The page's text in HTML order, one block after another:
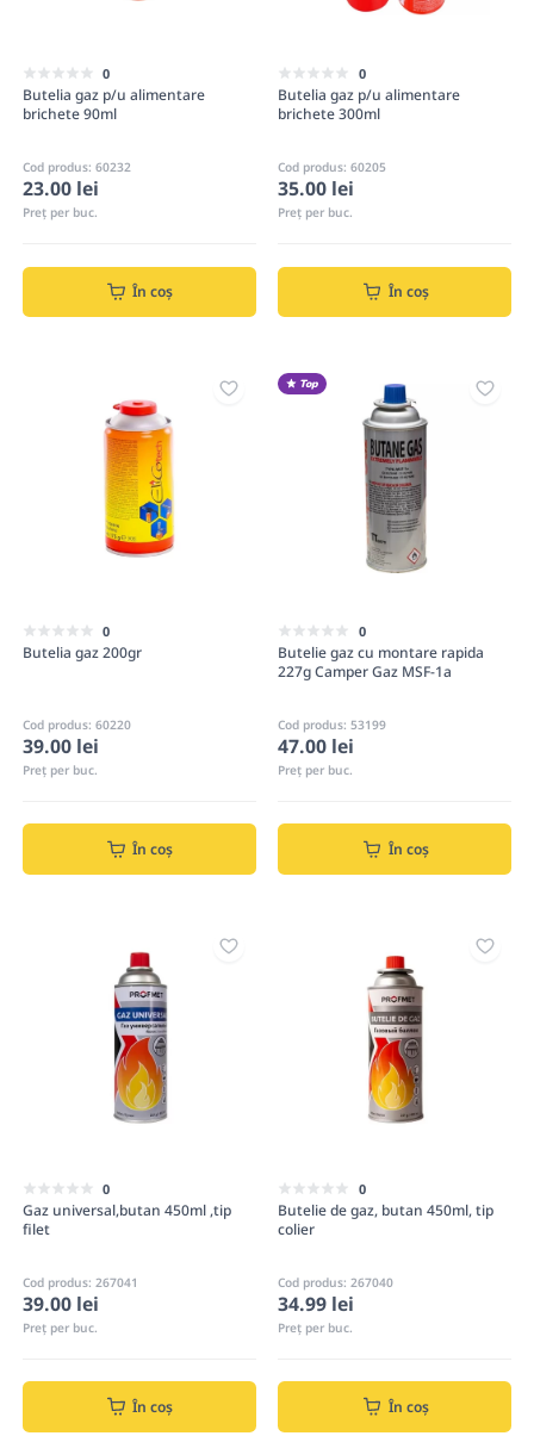
0
Butelia gaz p/u alimentare
brichete 90ml
Cod produs: 60232
23.00 lei
Preț per buc.
În coș
0
Butelia gaz p/u alimentare
brichete 300ml
Cod produs: 60205
35.00 lei
Preț per buc.
În coș
0
Butelia gaz 200gr
Cod produs: 60220
39.00 lei
Preț per buc.
În coș
Top
0
Butelie gaz cu montare rapida
227g Camper Gaz MSF-1a
Cod produs: 53199
47.00 lei
Preț per buc.
În coș
0
Gaz universal,butan 450ml ,tip
filet
Cod produs: 267041
39.00 lei
Preț per buc.
În coș
0
Butelie de gaz, butan 450ml, tip
colier
Cod produs: 267040
34.99 lei
Preț per buc.
În coș